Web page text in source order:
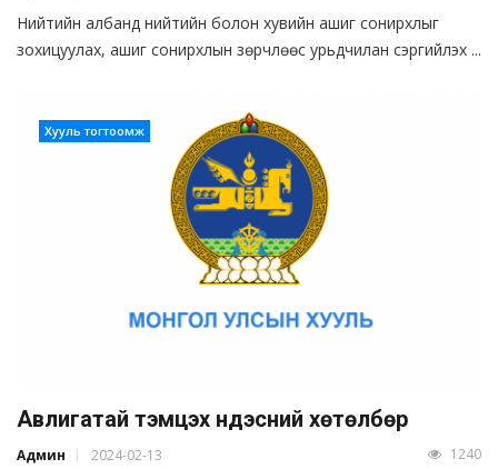
Нийтийн албанд нийтийн болон хувийн ашиг сонирхлыг
зохицуулах, ашиг сонирхлын зөрчлөөс урьдчилан сэргийлэх ...
Хууль тогтоомж
Авлигатай тэмцэх үндэсний хөтөлбөр
Админ 2024-02-13 1240